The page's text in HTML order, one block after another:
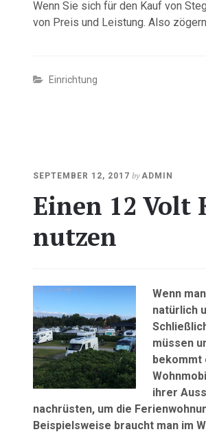
Wenn Sie sich für den Kauf von
von Preis und Leistung. Also
Einrichtung
SEPTEMBER 12, 2017 MAI
2021
by ADMIN
Einen 12 Volt
nutzen
Wenn
natürlich
müssen
bekommt
ihrer
nachrüsten, um die
Beispielsweise braucht man im